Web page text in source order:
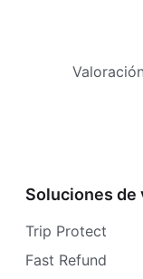
Soluciones de
Trip Protect
Fast Refund